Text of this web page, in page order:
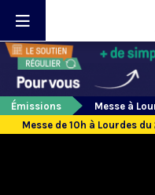
Émissions
Messe à
Messe de 10h à Lourdes